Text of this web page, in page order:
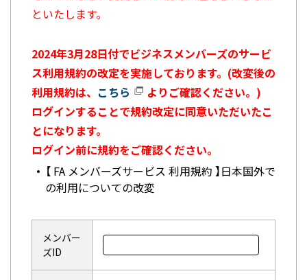
といたします。
2024年3月28日付でビジネスメンバーズのサービ
ス利用規約の改定を実施しております。(改変後の
利用規約は、 こちら
よりご確認ください。)
ログインすることで規約改定に同意いただいたこ
とになります。
ログイン前に規約をご確認ください。
【 FA メンバーズサービス 利用規約 】日本国外で
の利用についての改変
メンバー
ズID